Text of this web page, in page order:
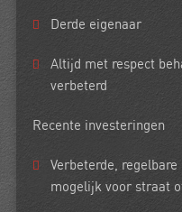
Derde eigenaar
Altijd met respect
verbeterd
Recente investeringen
Verbeterde, regelbare
mogelijk voor straat